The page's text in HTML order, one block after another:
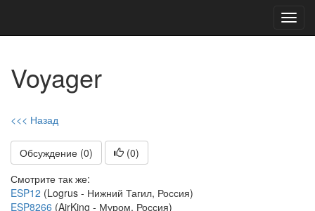
Voyager
<<< Назад
Обсуждение (0) (0)
Смотрите так же:
ESP12 (Logrus - Нижний Тагил, Россия)
ESP8266 (AirKing - Муром, Россия)